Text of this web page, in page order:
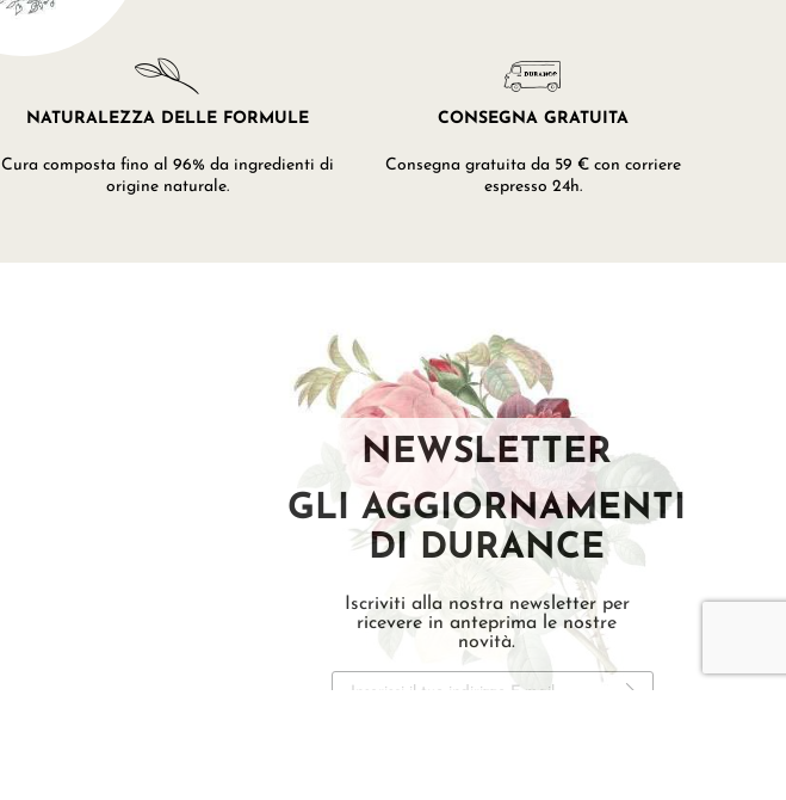
NATURALEZZA DELLE FORMULE
Cura composta fino al 96% da ingredienti di
origine naturale.
CONSEGNA GRATUITA
Consegna gratuita da 59 € con corriere
espresso 24h.
NEWSLETTER
GLI AGGIORNAMENTI
DI DURANCE
Iscriviti alla nostra newsletter per
ricevere in anteprima le nostre
novità.